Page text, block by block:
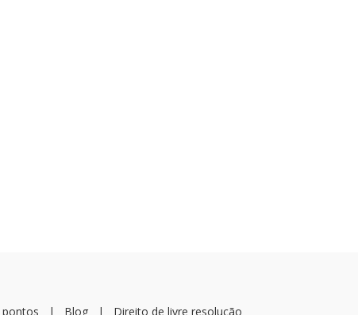
pontos | Blog| Direito de livre resolução